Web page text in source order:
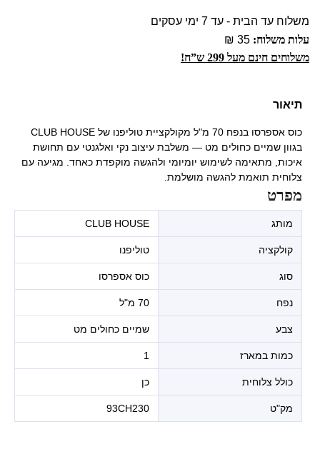
משלוח עד הבית - עד 7 ימי עסקים
עלות משלוח:
משלוחים חינם מעל 299 ש”ח!
תיאור
כוס אספרסו בנפח 70 מ"ל מקולקציית טוליפנו של CLUB HOUSE
בגוון שמיים כחולים מט — משלבת עיצוב נקי ואלגנטי עם תחושת
איכות, מתאימה לשימוש יומיומי ולהגשה מוקפדת כאחד. מגיעה עם
צלוחית תואמת להגשה מושלמת.
מפרט
מותג CLUB HOUSE
קולקציה טוליפנו
סוג כוס אספרסו
נפח 70 מ"ל
צבע שמיים כחולים מט
כמות במארז 1
כולל צלוחית כן
מק"ט 93CH230